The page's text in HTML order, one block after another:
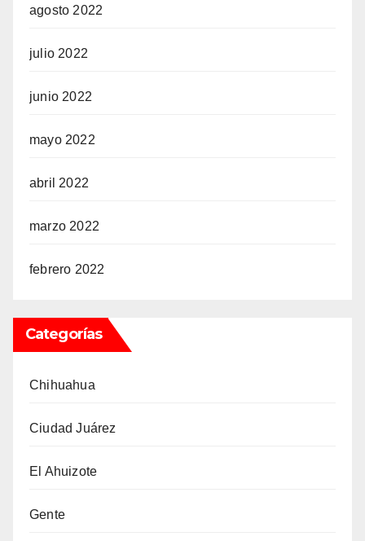
agosto 2022
julio 2022
junio 2022
mayo 2022
abril 2022
marzo 2022
febrero 2022
Categorías
Chihuahua
Ciudad Juárez
El Ahuizote
Gente